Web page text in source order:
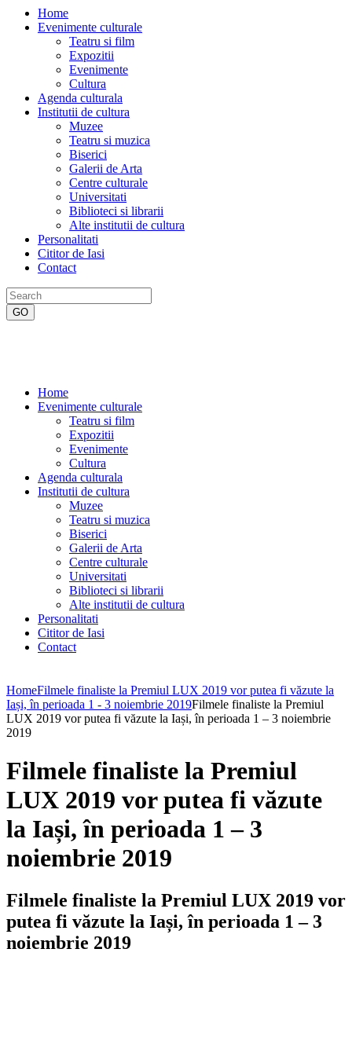
Home
Evenimente culturale
Teatru si film
Expozitii
Evenimente
Cultura
Agenda culturala
Institutii de cultura
Muzee
Teatru si muzica
Biserici
Galerii de Arta
Centre culturale
Universitati
Biblioteci si librarii
Alte institutii de cultura
Personalitati
Cititor de Iasi
Contact
Home
Evenimente culturale
Teatru si film
Expozitii
Evenimente
Cultura
Agenda culturala
Institutii de cultura
Muzee
Teatru si muzica
Biserici
Galerii de Arta
Centre culturale
Universitati
Biblioteci si librarii
Alte institutii de cultura
Personalitati
Cititor de Iasi
Contact
HomeFilmele finaliste la Premiul LUX 2019 vor putea fi văzute la
Iași, în perioada 1 - 3 noiembrie 2019Filmele finaliste la Premiul
LUX 2019 vor putea fi văzute la Iași, în perioada 1 – 3 noiembrie
2019
Filmele finaliste la Premiul
LUX 2019 vor putea fi văzute
la Iași, în perioada 1 – 3
noiembrie 2019
Filmele finaliste la Premiul LUX 2019 vor
putea fi văzute la Iași, în perioada 1 – 3
noiembrie 2019